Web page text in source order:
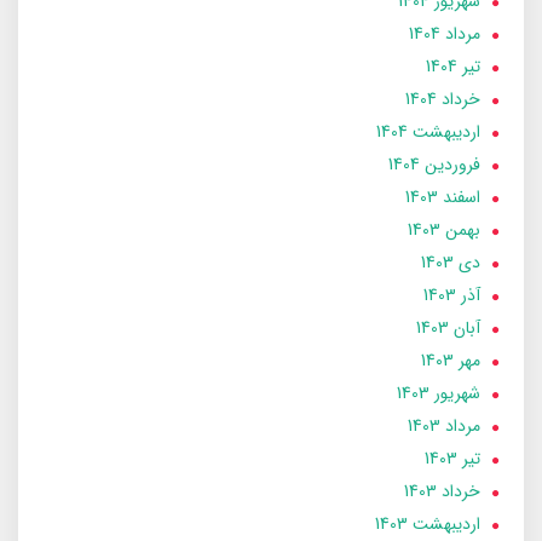
مرداد 1404
تير 1404
خرداد 1404
ارديبهشت 1404
فروردین 1404
اسفند 1403
بهمن 1403
دی 1403
آذر 1403
آبان 1403
مهر 1403
شهریور 1403
مرداد 1403
تير 1403
خرداد 1403
ارديبهشت 1403